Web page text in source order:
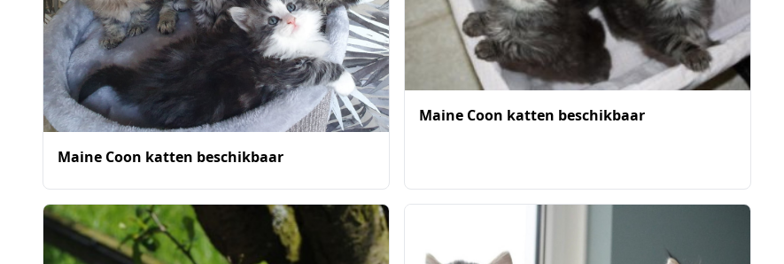
Maine Coon katten beschikbaar
Maine Coon katten beschikbaar